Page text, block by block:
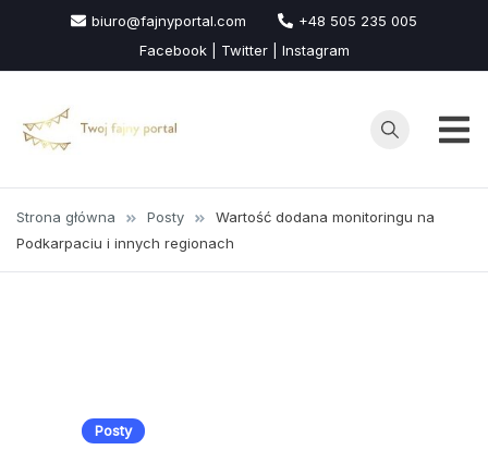
treści
biuro@fajnyportal.com
+48 505 235 005
Facebook | Twitter | Instagram
Strona główna Posty
Wartość dodana monitoringu na
Podkarpaciu i innych regionach
Posty